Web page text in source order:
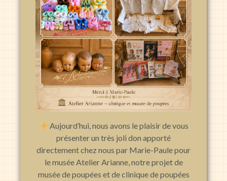
Aujourd’hui, nous avons le plaisir de vous
présenter un très joli don apporté
directement chez nous par Marie-Paule pour
le musée Atelier Arianne, notre projet de
musée de poupées et de clinique de poupées